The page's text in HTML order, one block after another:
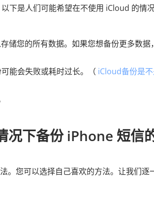
下是人们可能希望在不使用 iCloud 的情
储您的所有数据。如果您想备份更多数据
能会失败或耗时过长。（ iCloud备份是
况下备份 iPhone 短信
。您可以选择自己喜欢的方法。让我们逐